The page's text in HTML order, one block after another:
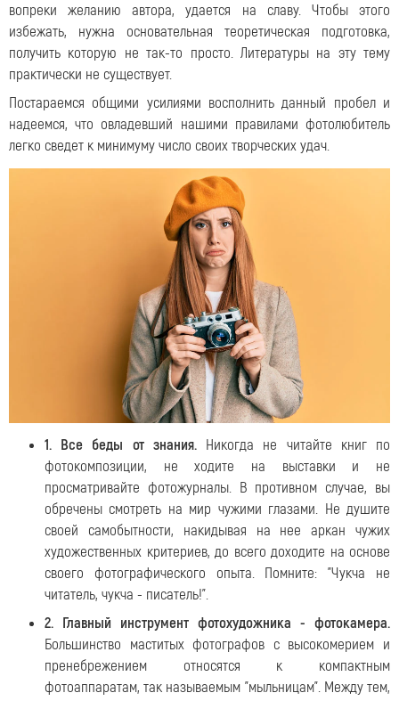
вопреки желанию автора, удается на славу. Чтобы этого
избежать, нужна основательная теоретическая подготовка,
получить которую не так-то просто. Литературы на эту тему
практически не существует.
Постараемся общими усилиями восполнить данный пробел и
надеемся, что овладевший нашими правилами фотолюбитель
легко сведет к минимуму число своих творческих удач.
1. Все беды от знания.Никогда не читайте книг по
фотокомпозиции, не ходите на выставки и не
просматривайте фотожурналы. В противном случае, вы
обречены смотреть на мир чужими глазами. Не душите
своей самобытности, накидывая на нее аркан чужих
художественных критериев, до всего доходите на основе
своего фотографического опыта. Помните: "Чукча не
читатель, чукча - писатель!".
2. Главный инструмент фотохудожника - фотокамера.
Большинство маститых фотографов с высокомерием и
пренебрежением относятся к компактным
фотоаппаратам, так называемым "мыльницам". Между тем,